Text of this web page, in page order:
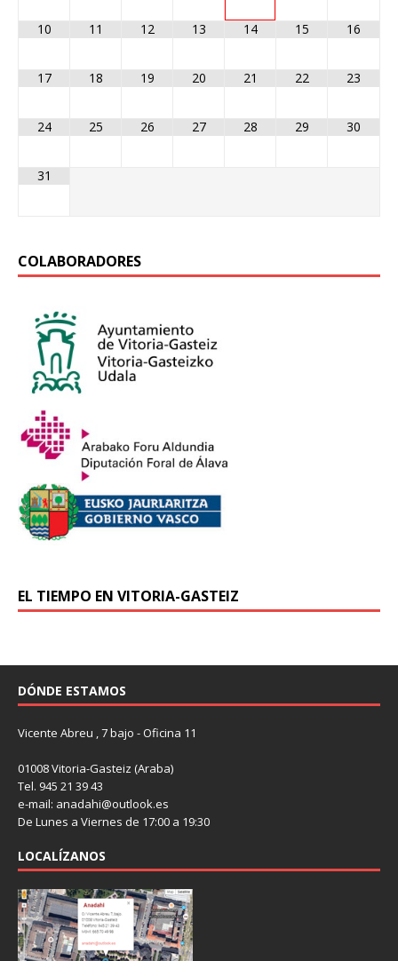
10 11 12 13 14 15 16
17 18 19 20 21 22 23
24 25 26 27 28 29 30
31
COLABORADORES
EL TIEMPO EN VITORIA-GASTEIZ
DÓNDE ESTAMOS
Vicente Abreu , 7 bajo - Oficina 11
01008 Vitoria-Gasteiz (Araba)
Tel. 945 21 39 43
e-mail: anadahi@outlook.es
De Lunes a Viernes de 17:00 a 19:30
LOCALÍZANOS